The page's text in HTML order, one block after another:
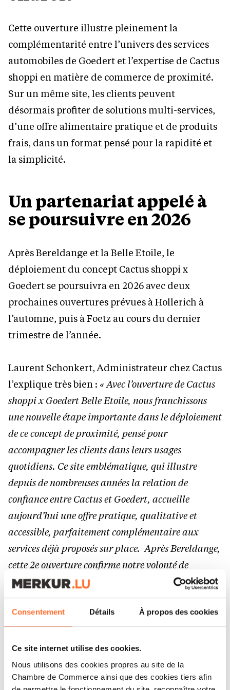
Consentement Détails À propos des cookies
Ce site internet utilise des cookies.
Nous utilisons des cookies propres au site de la
Chambre de Commerce ainsi que des cookies tiers afin
Cette ouverture illustre pleinement la
complémentarité entre l’univers des services
automobiles de Goedert et l’expertise de Cactus
shoppi en matière de commerce de proximité.
Sur un même site, les clients peuvent
désormais profiter de solutions multi-services,
d’une offre alimentaire pratique et de produits
frais, dans un format pensé pour la rapidité et
la simplicité.
Un partenariat appelé à
se poursuivre en 2026
Après Bereldange et la Belle Etoile, le
déploiement du concept Cactus shoppi x
Goedert se poursuivra en 2026 avec deux
prochaines ouvertures prévues à Hollerich à
l’automne, puis à Foetz au cours du dernier
trimestre de l’année.
Laurent Schonkert, Administrateur chez Cactus
l’explique très bien : « Avec l’ouverture de Cactus
shoppi x Goedert Belle Etoile, nous franchissons
une nouvelle étape importante dans le déploiement
de ce concept de proximité, pensé pour
accompagner les clients dans leurs usages
quotidiens. Ce site emblématique, qui illustre
depuis de nombreuses années la relation de
confiance entre Cactus et Goedert, accueille
aujourd’hui une offre pratique, qualitative et
accessible, parfaitement complémentaire aux
services déjà proposés sur place. Après Bereldange,
cette 2e ouverture confirme notre volonté de
développer des solutions modernes, ancrées dans la
mobilité, la fraîcheur et la proximité, au service
des consommateurs luxembourgeois. »
Michel Goedert, deuxième génération à la
direction du Groupe Goedert, appuie les propos
de Laurent Schonkert :« Nous sommes